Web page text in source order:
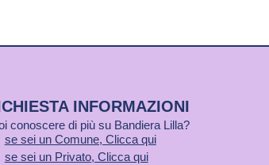
INFORMAZIONI
conoscere di più su Bandiera Lilla?
se sei un Comune, Clicca qui
se sei un Privato, Clicca qui